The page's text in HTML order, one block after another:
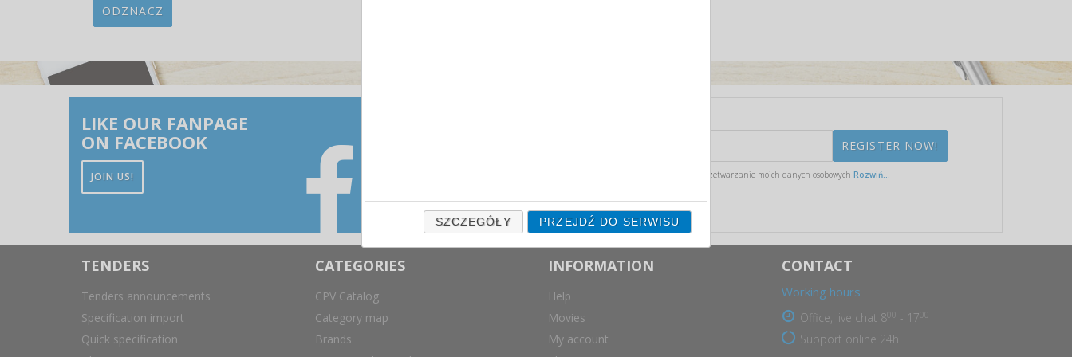
ODZNACZ
LIKE OUR FANPAGE
ON FACEBOOK
JOIN US!
skrzynkę mailową.
Wyrażam zgodę na przetwarzanie moich danych osobowych Rozwiń...
TENDERS
Tenders announcements
Specification import
Quick specification
CATEGORIES
CPV Catalog
Category map
Brands
INFORMATION
Help
Movies
My account
CONTACT
Working hours
Office, live chat 8 - 17
Support online 24h
SZCZEGÓŁY PRZEJDŹ DO SERWISU